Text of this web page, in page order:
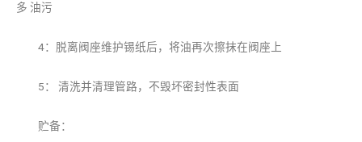
多 油污
4：脱离阀座维护锡纸后，将油再次擦抹在阀座上
5： 清洗并清理管路，不毁坏密封性表面
贮备：